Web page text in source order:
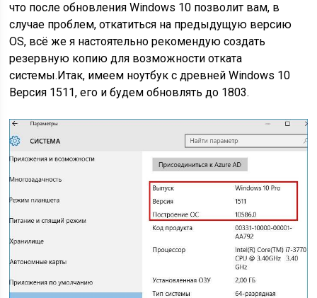
что после обновления Windows 10 позволит вам, в
случае проблем, откатиться на предыдущую версию
OS, всё же я настоятельно рекомендую создать
резервную копию для возможности отката
системы.Итак, имеем ноутбук с древней Windows 10
Версия 1511, его и будем обновлять до 1803.